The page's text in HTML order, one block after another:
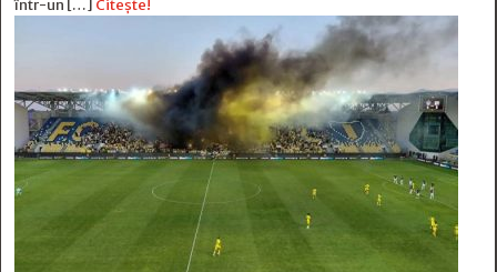
într-un […] Citește!